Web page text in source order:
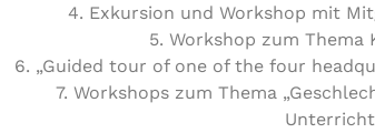
4. Exkursion und Workshop mit
5. Workshop zum Thema
6. „Guided tour of one of the four
7. Workshops zum Thema